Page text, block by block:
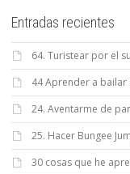
Entradas recientes
64. Turistear por el
44 Aprender a bailar
24. Aventarme de
25. Hacer Bungee
30 cosas que he